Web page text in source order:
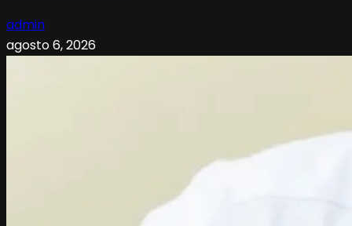
admin
agosto 6, 2026